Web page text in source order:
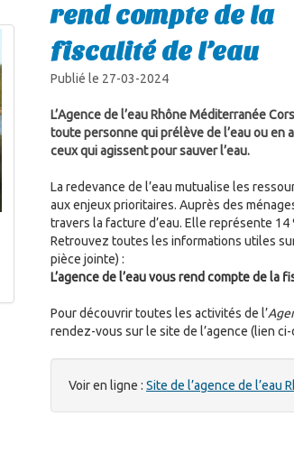
rend compte de la
fiscalité de l’eau
Publié le 27-03-2024
L’Agence de l’eau Rhône Méditerranée
toute personne qui prélève de l’eau ou en
ceux qui agissent pour sauver l’eau.
La redevance de l’eau mutualise les
aux enjeux prioritaires. Auprès des
travers la facture d’eau. Elle représente 14
Retrouvez toutes les informations utiles
pièce jointe) :
L’agence de l’eau vous rend compte de la
Pour découvrir toutes les activités de l’
rendez-vous sur le site de l’agence (lien ci-
Voir en ligne : Site de l’agence de l’eau